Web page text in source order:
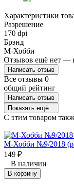
Характеристики
Разрешение
170 dpi
Брэнд
М-Хобби
Отзывов ещё нет —
Написать отзыв
Все отзывы 0
общий рейтинг
Написать отзыв
Показать ещё
C этим товаром
М-Хобби №9/2018
149 ₽
В наличии
В корзину